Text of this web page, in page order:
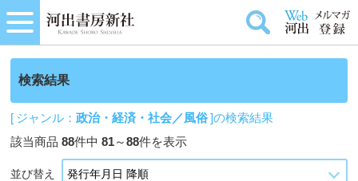
検索結果
[ ジャンル：政治・経済・社会／風俗]の検索結果
該当商品88件中81～88件を表示
並び替え